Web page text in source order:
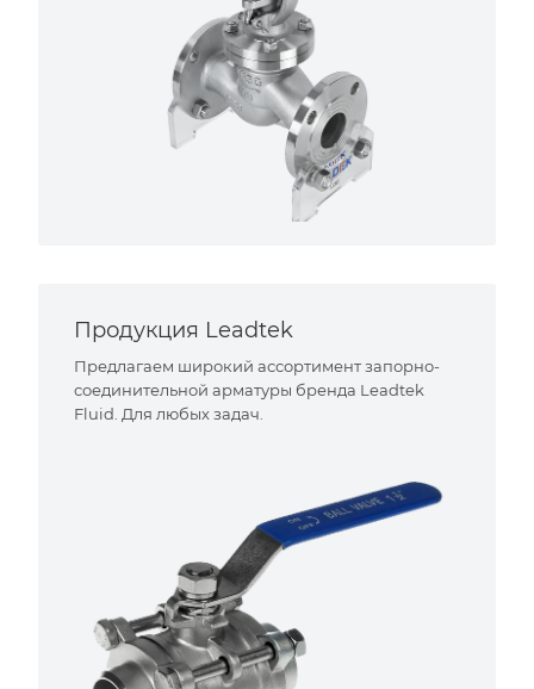
Продукция Leadtek
Предлагаем широкий ассортимент запорно-
соединительной арматуры бренда Leadtek
Fluid. Для любых задач.